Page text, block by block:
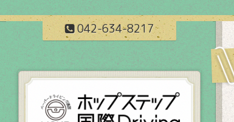
042-634-8217